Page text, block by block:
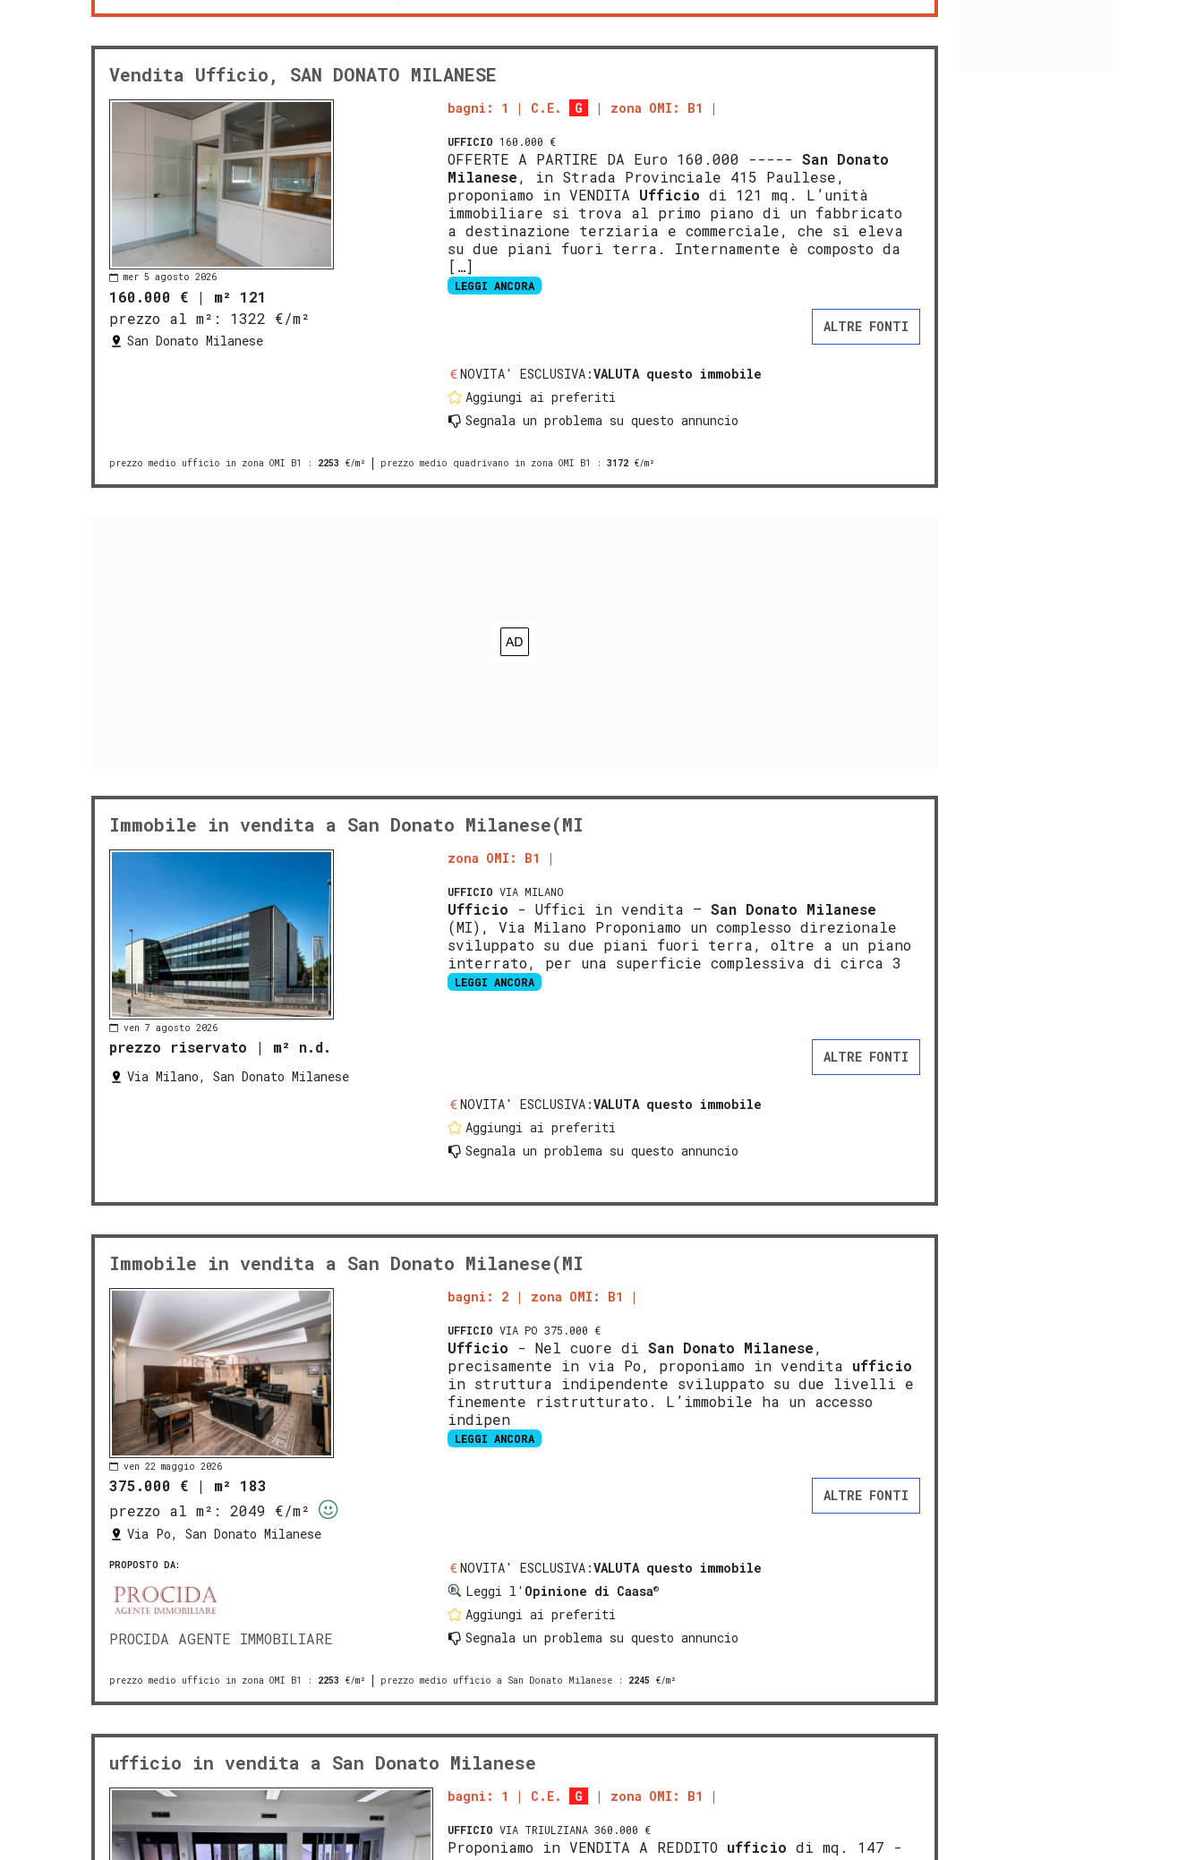
Vendita Ufficio, SAN DONATO MILANESE
mer 5 agosto 2026
160.000 € | m² 121
prezzo al m²:
1322 €/m²
San Donato Milanese
bagni: 1 C.E. G zona OMI: B1
UFFICIO 160.000 €
OFFERTE A PARTIRE DA Euro 160.000 -----San Donato
Milanese, in Strada Provinciale 415 Paullese,
proponiamo in VENDITA Ufficio di 121 mq. L’unità
immobiliare si trova al primo piano di un fabbricato
a destinazione terziaria e commerciale, che si eleva
su due piani fuori terra. Internamente è composto da
[…]
LEGGI ANCORA
ALTRE FONTI
NOVITA' ESCLUSIVA:VALUTA questo immobile
Aggiungi ai preferiti
Segnala un problema su questo annuncio
prezzo medio ufficio in zona OMI B1 : 2253 €/m² prezzo medio quadrivano in zona OMI B1 : 3172 €/m²
Immobile in vendita a San Donato Milanese(MI
ven 7 agosto 2026
prezzo riservato | m² n.d.
Via Milano, San Donato Milanese
zona OMI: B1
UFFICIO VIA MILANO
Ufficio - Uffici in vendita –San Donato Milanese
(MI), Via Milano Proponiamo un complesso direzionale
sviluppato su due piani fuori terra, oltre a un piano
interrato, per una superficie complessiva di circa 3
LEGGI ANCORA
ALTRE FONTI
NOVITA' ESCLUSIVA:VALUTA questo immobile
Aggiungi ai preferiti
Segnala un problema su questo annuncio
Immobile in vendita a San Donato Milanese(MI
ven 22 maggio 2026
375.000 € | m² 183
prezzo al m²:
2049 €/m²
Via Po, San Donato Milanese
PROPOSTO DA:
PROCIDA AGENTE IMMOBILIARE
bagni: 2 zona OMI: B1
UFFICIO VIA PO 375.000 €
Ufficio - Nel cuore diSan Donato Milanese,
precisamente in via Po, proponiamo in vendita ufficio
in struttura indipendente sviluppato su due livelli e
finemente ristrutturato. L’immobile ha un accesso
indipen
LEGGI ANCORA
ALTRE FONTI
NOVITA' ESCLUSIVA:VALUTA questo immobile
Leggi l' Opinione di Caasa®
Aggiungi ai preferiti
Segnala un problema su questo annuncio
prezzo medio ufficio in zona OMI B1 : 2253 €/m² prezzo medio ufficio a San Donato Milanese : 2245 €/m²
ufficio in vendita a San Donato Milanese
bagni: 1 C.E. G zona OMI: B1
UFFICIO VIA TRIULZIANA 360.000 €
Proponiamo in VENDITA A REDDITO ufficio di mq. 147 -